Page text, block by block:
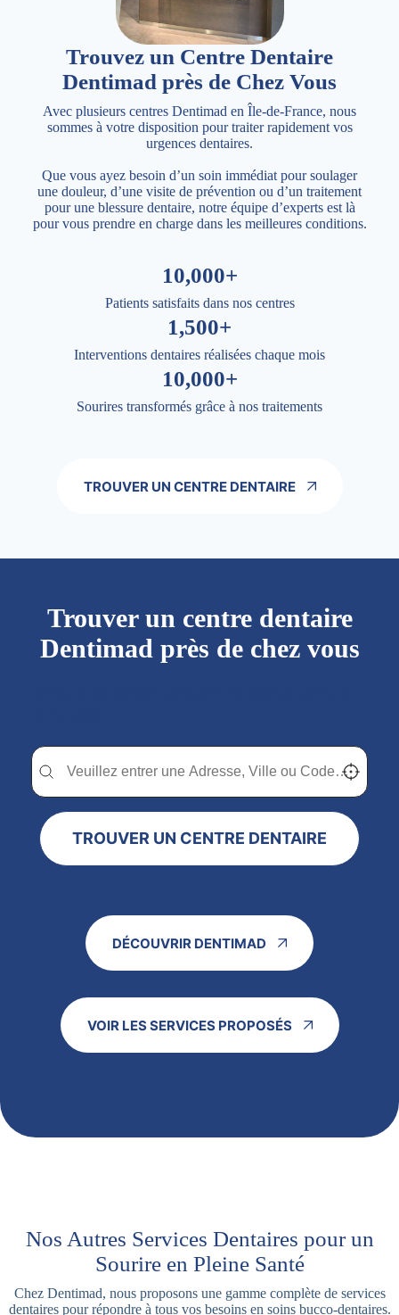
Trouvez un Centre Dentaire
Dentimad près de Chez Vous
Avec plusieurs centres Dentimad en Île-de-France, nous
sommes à votre disposition pour traiter rapidement vos
urgences dentaires.
Que vous ayez besoin d’un soin immédiat pour soulager
une douleur, d’une visite de prévention ou d’un traitement
pour une blessure dentaire, notre équipe d’experts est là
pour vous prendre en charge dans les meilleures conditions.
10,000+
Patients satisfaits dans nos centres
1,500+
Interventions dentaires réalisées chaque mois
10,000+
Sourires transformés grâce à nos traitements
TROUVER UN CENTRE DENTAIRE
Trouver un centre dentaire
Dentimad près de chez vous
Trouver un centre dentaire Dentimad près de
Trouver un centre dentaire Dentimad près de chez vous Localisez-
TROUVER UN CENTRE DENTAIRE
DÉCOUVRIR DENTIMAD
VOIR LES SERVICES PROPOSÉS
Nos Autres Services Dentaires pour un
Sourire en Pleine Santé
Chez Dentimad, nous proposons une gamme complète de services
dentaires pour répondre à tous vos besoins en soins bucco-dentaires.